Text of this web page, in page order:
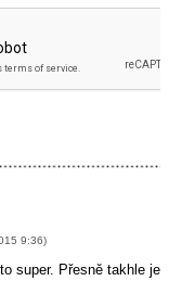
9:36)
super. Přesně takhle je to